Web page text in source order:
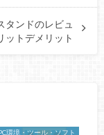
タンドのレビュ
ットデメリット
環境・ツール・ソフト